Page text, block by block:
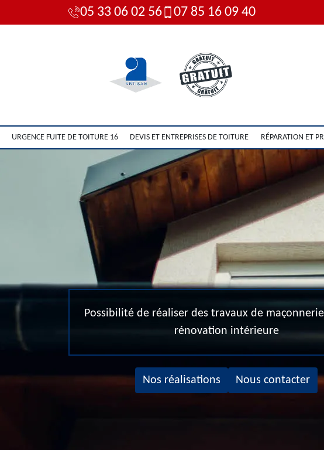
05 33 06 02 56 07 85 16 09 40
URGENCE FUITE DE TOITURE 16 DEVIS ET ENTREPRISES DE TOITURE RÉPARATION ET
Possibilité de réaliser des travaux de
rénovation intérieure
Nos réalisations Nous contacter